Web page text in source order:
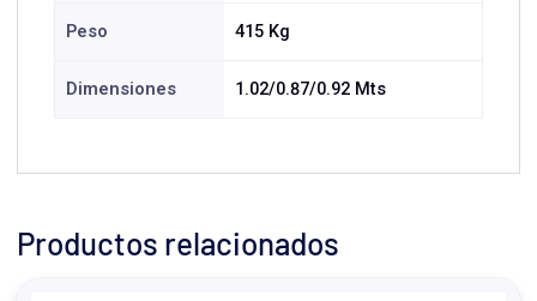
Peso 415 Kg
Dimensiones 1.02/0.87/0.92 Mts
Productos relacionados